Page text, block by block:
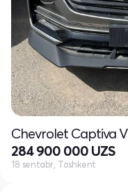
Chevrolet Captiva V
284 900 000 UZS
18 sentabr, Toshkent